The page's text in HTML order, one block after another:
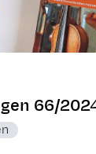
66/